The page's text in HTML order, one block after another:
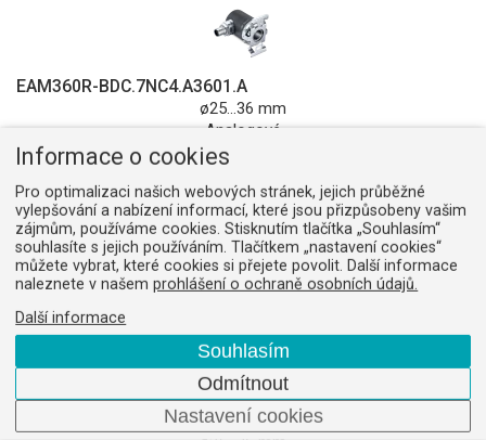
EAM360R-BDC.7NC4.A3601.A
ø25...36 mm
Analogové
na dotaz
EAM360R-BDC.7NC4.A36A1.A
ø25...36 mm
Analogové
EAM360R-BDC.7NC6.14180.A
Informace o cookies
Pro optimalizaci našich webových stránek, jejich průběžné
vylepšování a nabízení informací, které jsou přizpůsobeny vašim
zájmům, používáme cookies. Stisknutím tlačítka „Souhlasím“
souhlasíte s jejich používáním. Tlačítkem „nastavení cookies“
můžete vybrat, které cookies si přejete povolit. Další informace
naleznete v našemprohlášení o ochraně osobních údajů.
Další informace
Souhlasím
Odmítnout
Nastavení cookies